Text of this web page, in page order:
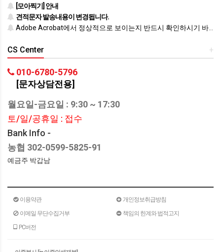
[모아찍기] 안내
견적문자 발송내용이 변경됩니다.
Adobe Acrobat에서 정상적으로 보이는지 반드시 확인하시기 바랍니다.
+
CS Center
010-6780-5796
[문자상담전용]
월요일-금요일 : 9:30 ~ 17:30
토/일/공휴일 : 접수
Bank Info -
농협 302-0599-5825-91
예금주 박갑남
이용약관
개인정보취급방침
이메일 무단수집거부
책임의 한계와 법적고지
PC버전